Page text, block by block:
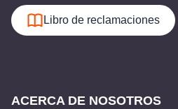
Libro de reclamaciones
ACERCA DE NOSOTROS